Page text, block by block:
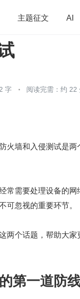
主题征文 AI
字 阅读完需：约 22
火墙和入侵测试是
常需要处理设备的
忽视的重要环节。
两个话题，帮助大
第一道防